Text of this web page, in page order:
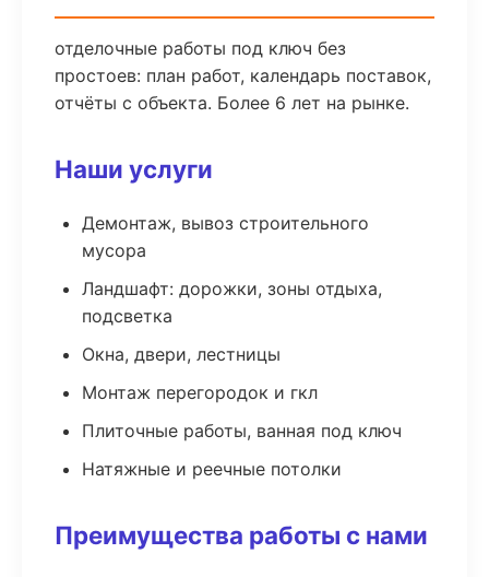
отделочные работы под ключ без
простоев: план работ, календарь поставок,
отчёты с объекта. Более 6 лет на рынке.
Наши услуги
Демонтаж, вывоз строительного
мусора
Ландшафт: дорожки, зоны отдыха,
подсветка
Окна, двери, лестницы
Монтаж перегородок и гкл
Плиточные работы, ванная под ключ
Натяжные и реечные потолки
Преимущества работы с нами